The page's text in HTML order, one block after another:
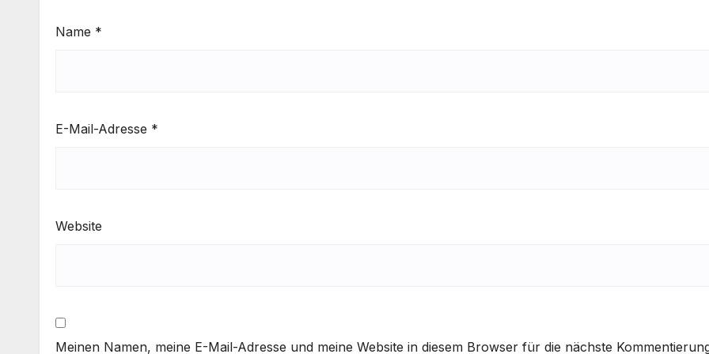
Name *
E-Mail-Adresse *
Website
Meinen Namen, meine E-Mail-Adresse und meine Website in diesem Browser für die nächste